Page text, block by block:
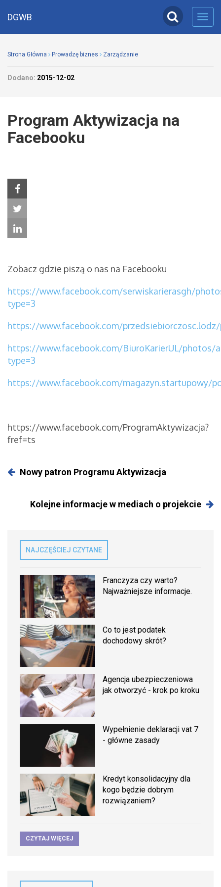
DGWB
Strona Główna Prowadzę biznes Zarządzanie
Dodano: 2015-12-02
Program Aktywizacja na
Facebooku
Zobacz gdzie piszą o nas na Facebooku
https://www.facebook.com/serwiskarierasgh/
type=3
https://www.facebook.com/
https://www.facebook.com/BiuroKarierUL/photos/
type=3
https://www.facebook.com/magazyn.startupowy/
https://www.facebook.com/ProgramAktywizacja?
fref=ts
Nowy patron Programu Aktywizacja
Kolejne informacje w mediach o projekcie
NAJCZĘŚCIEJ CZYTANE
Franczyza czy warto?
Najważniejsze informacje.
Co to jest podatek
dochodowy skrót?
Agencja ubezpieczeniowa
jak otworzyć - krok po kroku
Wypełnienie deklaracji vat 7
- główne zasady
Kredyt konsolidacyjny dla
kogo będzie dobrym
rozwiązaniem?
CZYTAJ WIĘCEJ